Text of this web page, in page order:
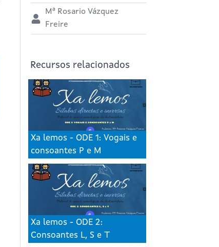
Mª Rosario Vázquez
Freire
Recursos relacionados
Xa lemos - ODE 1: Vogais e
consoantes P e M
Xa lemos - ODE 2:
Consoantes L, S e T